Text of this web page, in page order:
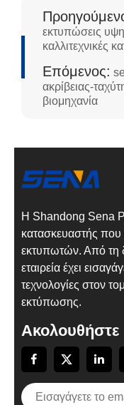
εκτυπώσεις
καλλιτεχνικές
Επόμενος:
ακρίβειας-
βιομηχανία
Η Shandong Sena
κατασκευαστής που
εκτυπωτών. Από τη
εταιρεία έχει
τεχνολογίες στον
εκτύπωσης.
Ακολουθήστε